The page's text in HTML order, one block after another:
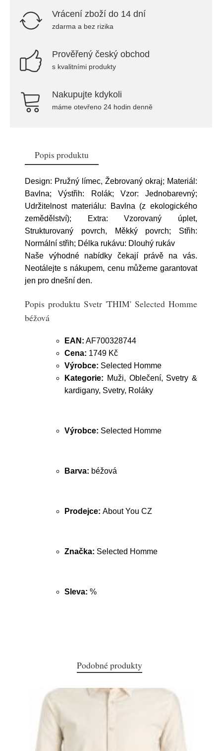
Vrácení zboží do 14 dní
zdarma a bez rizika
Prověřený český obchod
s kvalitními produkty
Nakupujte kdykoli
máme otevřeno 24 hodin denně
Popis produktu
Design: Pružný límec, Žebrovaný okraj; Materiál:
Bavlna; Výstřih: Rolák; Vzor: Jednobarevný;
Udržitelnost materiálu: Bavlna (z ekologického
zemědělství); Extra: Vzorovaný úplet,
Strukturovaný povrch, Měkký povrch; Střih:
Normální střih; Délka rukávu: Dlouhý rukáv
Naše výhodné nabídky čekají právě na vás.
Neotálejte s nákupem, cenu můžeme garantovat
jen pro dnešní den.
Popis produktu Svetr 'THIM' Selected Homme
béžová
EAN: AF700328744
Cena: 1749 Kč
Výrobce: Selected Homme
Kategorie: Muži, Oblečení, Svetry &
kardigany, Svetry, Roláky
Výrobce: Selected Homme
Barva: béžová
Prodejce: About You CZ
Značka: Selected Homme
Sleva: %
Podobné produkty